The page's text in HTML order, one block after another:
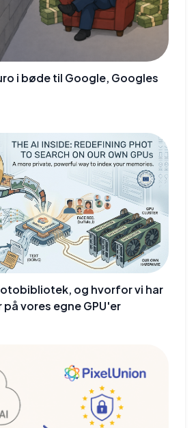
i bøde til Google, Googles
og hvorfor vi har
vores egne GPU'er